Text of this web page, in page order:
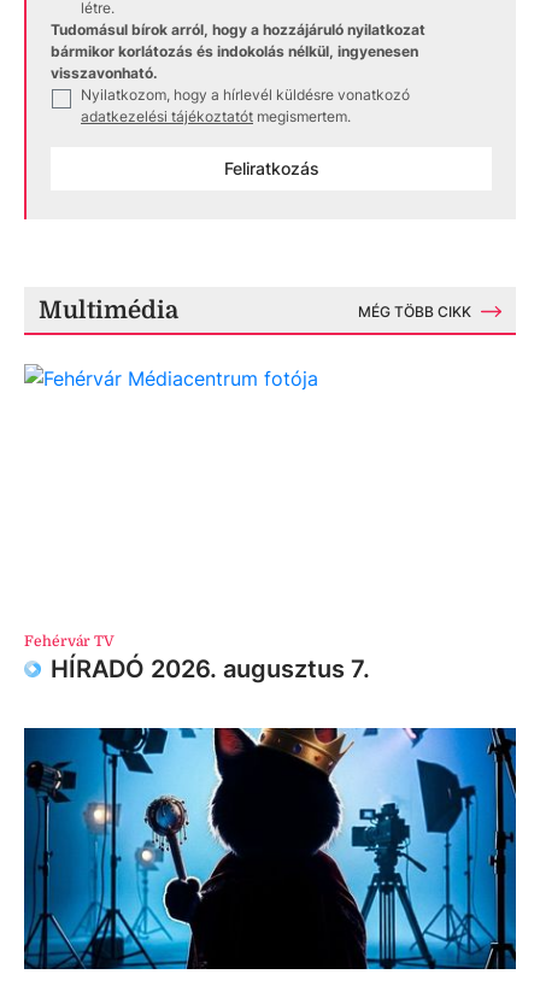
létre.
Tudomásul bírok arról, hogy a hozzájáruló nyilatkozat
bármikor korlátozás és indokolás nélkül, ingyenesen
visszavonható.
Nyilatkozom, hogy a hírlevél küldésre vonatkozó
adatkezelési tájékoztatót megismertem.
Feliratkozás
Multimédia MÉG TÖBB CIKK
Fehérvár TV
HÍRADÓ 2026. augusztus 7.